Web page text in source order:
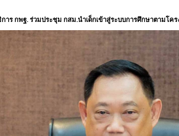
าร กพฐ. ร่วมประชุม กสม.นำเด็กเข้าสู่ระบบการศึกษาตามโคร